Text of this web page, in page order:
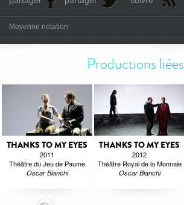
Moyenne notation
Productions liées
THANKS TO MY EYES
2011
Théâtre du Jeu de Paume
Oscar Bianchi
THANKS TO MY EYES
2012
Théâtre Royal de la Monnaie
Oscar Bianchi